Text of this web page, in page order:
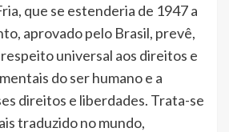
que se estenderia de 1947 a
aprovado pelo Brasil, prevê,
universal aos direitos e
do ser humano e a
direitos e liberdades. Trata-se
traduzido no mundo,